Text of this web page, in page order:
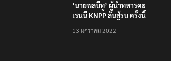
‘นายพลบีทู’ ผู้นำทหารคะ
เรนนี KNPP ลั่นสู้รบ ครั้งนี้
ประชาชนต้องชนะ
13 มกราคม 2022